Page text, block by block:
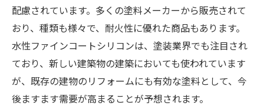
配慮されています。多くの塗料メーカーから販売されて
おり、種類も様々で、耐火性に優れた商品もあります。
水性ファインコートシリコンは、塗装業界でも注目され
ており、新しい建築物の建築においても使われています
が、既存の建物のリフォームにも有効な塗料として、今
後ますます需要が高まることが予想されます。